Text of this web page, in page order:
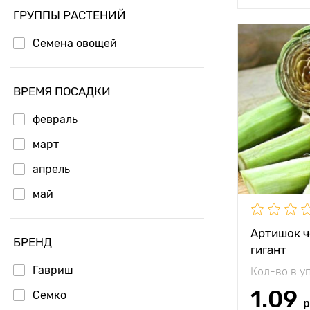
ГРУППЫ РАСТЕНИЙ
Семена овощей
ВРЕМЯ ПОСАДКИ
февраль
март
апрель
май
БРЕНД
Гавриш
Семко
Артишок
гигант
Кол-во в
1.09
Высота
Растояние
растениями
Период
Вес плода